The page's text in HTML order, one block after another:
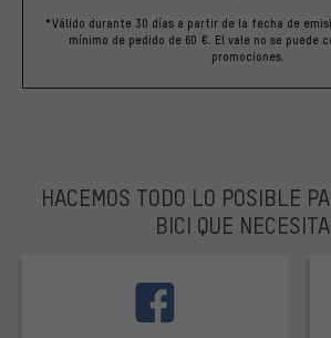
*Válido durante 30 días a partir de la fecha de
mínimo de pedido de 60 €. El vale no se puede
promociones.
HACEMOS TODO LO POSIBLE
BICI QUE